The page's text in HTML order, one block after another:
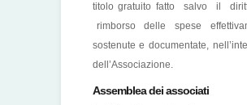
titolo gratuito fatto salvo il
rimborso delle spese
sostenute e documentate,
dell’Associazione.
Assemblea dei associati